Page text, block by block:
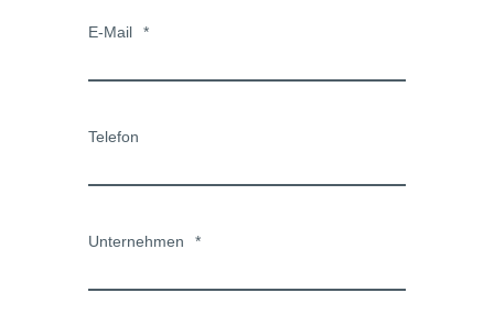
E-Mail *
Telefon
Unternehmen *